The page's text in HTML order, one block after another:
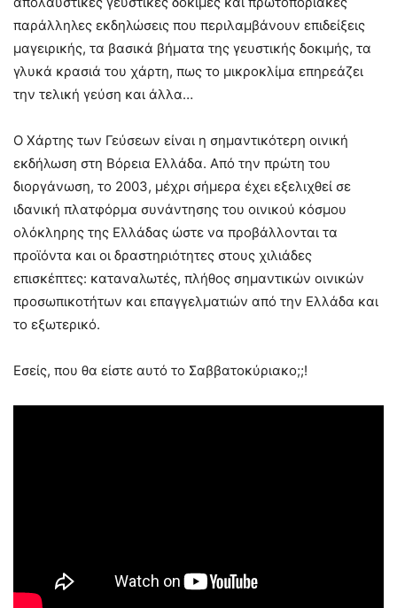
παράλληλες εκδηλώσεις που περιλαμβάνουν επιδείξεις
μαγειρικής, τα βασικά βήματα της γευστικής δοκιμής, τα
γλυκά κρασιά του χάρτη, πως το μικροκλίμα επηρεάζει
την τελική γεύση και άλλα…
Ο Χάρτης των Γεύσεων είναι η σημαντικότερη οινική
εκδήλωση στη Βόρεια Ελλάδα. Από την πρώτη του
διοργάνωση, το 2003, μέχρι σήμερα έχει εξελιχθεί σε
ιδανική πλατφόρμα συνάντησης του οινικού κόσμου
ολόκληρης της Ελλάδας ώστε να προβάλλονται τα
προϊόντα και οι δραστηριότητες στους χιλιάδες
επισκέπτες: καταναλωτές, πλήθος σημαντικών οινικών
προσωπικοτήτων και επαγγελματιών από την Ελλάδα και
το εξωτερικό.
Εσείς, που θα είστε αυτό το Σαββατοκύριακο;;!